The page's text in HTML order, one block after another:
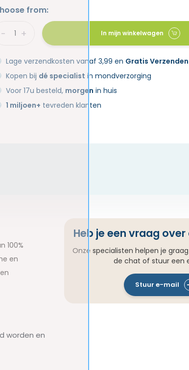
from:
+
- In mijn winkelwagen
Lage verzendkosten vanaf 3,99 en Gratis Verzenden
Kopen bij dé specialist in mondverzorging
Voor 17u besteld, morgen in huis
1 miljoen+ tevreden klanten
100%
en
worden en
Heb je een vraag
Onze specialisten helpen je
de chat of stuur een
Stuur e-mail